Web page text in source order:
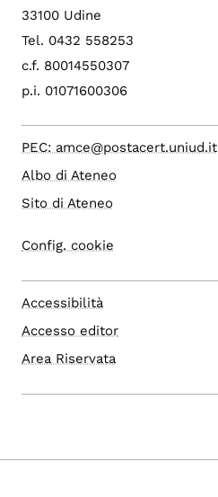
33100 Udine
Tel. 0432 558253
c.f. 80014550307
p.i. 01071600306
PEC: amce@postacert.uniud.it
Albo di Ateneo
Sito di Ateneo
Config. cookie
Accessibilità
Accesso editor
Area Riservata